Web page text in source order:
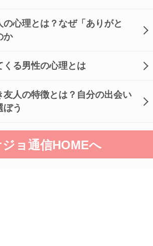
心理とは？なぜ「ありがと
か
くる男性の心理とは
友人の特徴とは？自分の出会い
ぼう
ョ通信HOMEへ